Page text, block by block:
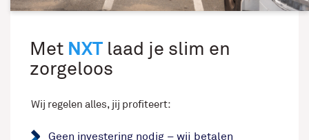
Met NXT laad je slim en
zorgeloos
Wij regelen alles, jij profiteert:
Geen investering nodig – wij betalen